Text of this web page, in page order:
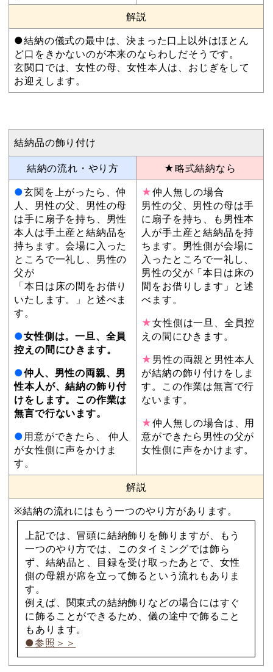
解説
●結納の儀式の最中は、決まった口上以外はほとん
ど口をきかないのが本来のならわしだそうです。
玄関口では、女性の母、女性本人は、おじぎをして
お迎えします。
結納品の飾り付け
結納の流れ・やり方
★略式結納なら
●玄関を上がったら、仲
人、男性の父、男性の母
は手に扇子を持ち、男性
本人は手土産と結納品を
持ちます。会場に入った
ところで一礼し、男性の
父が
「本日は床の間をお借り
いたします。」と述べま
す。
●女性側は。一旦、全員
控えの間にひきます。
●仲人、男性の両親、男
性本人が、結納の飾り付
けをします。この作業は
無言で行ないます。
●用意ができたら、 仲人
が女性側に声をかけま
す。
★仲人無しの場合
男性の父、男性の母は手
に扇子を持ち、も男性本
人が手土産と結納品を持
ちます。男性側が会場に
入ったところで一礼し、
男性の父が「本日は床の
間をお借りします」と述
べます。
★女性側は一旦、全員控
えの間にひきます。
★男性の両親と男性本人
が結納の飾り付けをしま
す。この作業は無言で行
ないます。
★仲人無しの場合は、用
意ができたら男性の父が
女性側に声をかけます。
解説
※結納の流れにはもう一つのやり方があります。
上記では、冒頭に結納飾りを飾りますが、もう
一つのやり方では、このタイミングでは飾ら
ず、結納品と、目録を受け取ったあとで、女性
側の母親が席を立って飾るという流れもありま
す。
例えば、関東式の結納飾りなどの場合にはすぐ
に飾ることができるため、儀の途中で飾ること
もあります。
●参照＞＞